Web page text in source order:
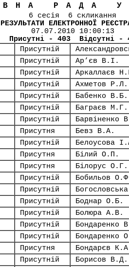
РАДА
6 сесія 6 скликання
РЕЗУЛЬТАТИ ЕЛЕКТРОННОЇ
07.07.2010 10:00:13
Присутні - 403 Відсутні -
Присутній
Присутній Ар’єв В.І.
Присутній Аркаллаєв
Присутній Ахметов Р.Л.
Присутній Бабенко В.Б.
Присутній Баграєв М.Г.
Присутній Барвіненко
Присутня Бевз В.А.
Присутній Белоусова
Присутня Білий О.П.
Присутня Білорус О.Г.
Присутній Бобильов
Присутній
Присутній Боднар О.Б.
Присутній Болюра А.В.
Присутній Бондаренко
Присутній Бондаренко
Присутня Бондарєв
Присутній Борисов В.Д.